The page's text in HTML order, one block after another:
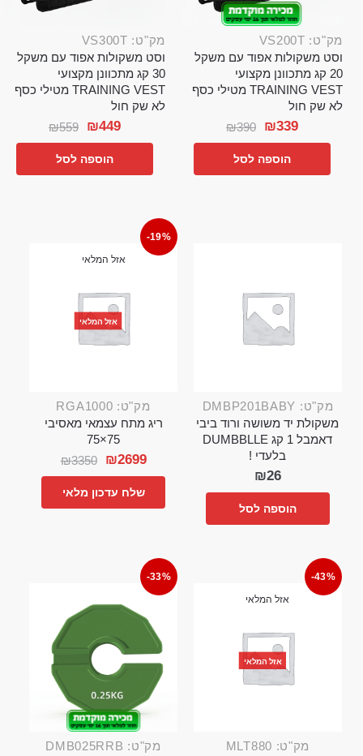
מק"ט: VS200T
וסט משקולות אפוד עם משקל
20 קג מתכוונן מקצועי
TRAINING VEST מטילי כסף
לא שק חול
₪390 ₪339
הוספה לסל
מק"ט: VS300T
וסט משקולות אפוד עם משקל
30 קג מתכוונן מקצועי
TRAINING VEST מטילי כסף
לא שק חול
₪559 ₪449
הוספה לסל
מק"ט: DMBP201BABY
משקולת יד משושה ורוד ביבי
דאמבל 1 קג DUMBBLLE
בלעדי !
₪26
הוספה לסל
-19%
אזל המלאי
אזל המלאי
מק"ט: RGA1000
ריג מתח עצמאי מאסיבי
75×75
₪3350 ₪2699
שלח עדכון מלאי
-43%
אזל המלאי
אזל המלאי
מק"ט: MLT880
-33%
מק"ט: DMB025RRB